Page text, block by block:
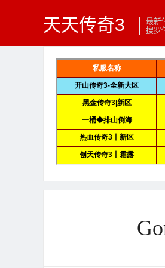
天天传奇3
最新
搜罗